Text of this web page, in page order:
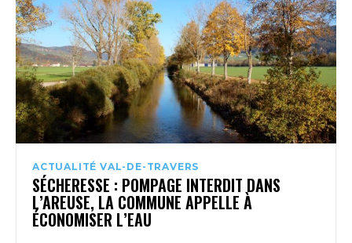
ACTUALITÉ VAL-DE-TRAVERS
SÉCHERESSE : POMPAGE INTERDIT DANS
L’AREUSE, LA COMMUNE APPELLE À
ÉCONOMISER L’EAU